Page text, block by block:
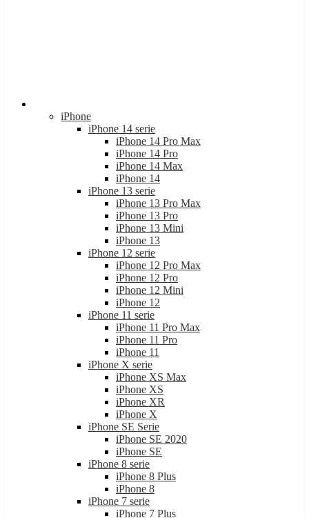
iPhone
iPhone 14 serie
iPhone 14 Pro Max
iPhone 14 Pro
iPhone 14 Max
iPhone 14
iPhone 13 serie
iPhone 13 Pro Max
iPhone 13 Pro
iPhone 13 Mini
iPhone 13
iPhone 12 serie
iPhone 12 Pro Max
iPhone 12 Pro
iPhone 12 Mini
iPhone 12
iPhone 11 serie
iPhone 11 Pro Max
iPhone 11 Pro
iPhone 11
iPhone X serie
iPhone XS Max
iPhone XS
iPhone XR
iPhone X
iPhone SE Serie
iPhone SE 2020
iPhone SE
iPhone 8 serie
iPhone 8 Plus
iPhone 8
iPhone 7 serie
iPhone 7 Plus